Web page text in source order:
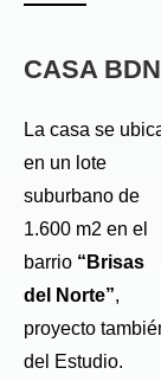
CASA BDN
La casa se
en un lote
suburbano de
1.600 m2 en el
barrio “Brisas
del Norte”,
proyecto
del Estudio.